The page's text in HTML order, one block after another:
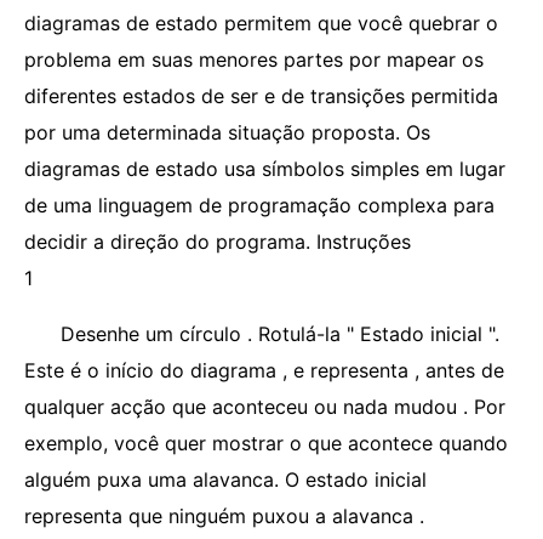
diagramas de estado permitem que você quebrar o
problema em suas menores partes por mapear os
diferentes estados de ser e de transições permitida
por uma determinada situação proposta. Os
diagramas de estado usa símbolos simples em lugar
de uma linguagem de programação complexa para
decidir a direção do programa. Instruções
1
Desenhe um círculo . Rotulá-la " Estado inicial ".
Este é o início do diagrama , e representa , antes de
qualquer acção que aconteceu ou nada mudou . Por
exemplo, você quer mostrar o que acontece quando
alguém puxa uma alavanca. O estado inicial
representa que ninguém puxou a alavanca .